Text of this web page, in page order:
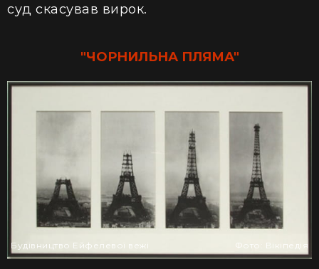
суд скасував вирок.
"ЧОРНИЛЬНА ПЛЯМА"
Будівництво Ейфелевої вежі Фото: Вікіпедія